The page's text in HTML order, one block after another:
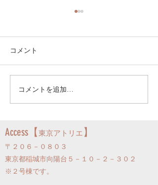
弊社リードにつき、2025.10.1
ドはそれぞれ+440円、fumiリ
ードは+1,100円(いずれも税
→(新)3,960円 yukiリード
(旧)3,960円→(新)4,400円 fumi
リード (旧)6,600円→(新)7,700
円 ＊すべて税込価格。弊社は
コメント
コメントを追加…
Access【東京アトリエ 】
〒２０６－０８０３
東京都稲城市向陽台５－１０－２－３０２
​※２号棟です。